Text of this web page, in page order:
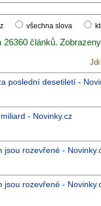
všechna slova
26360 článků.
poslední desetiletí -
- Novinky.cz
jsou rozevřené -
jsou rozevřené -